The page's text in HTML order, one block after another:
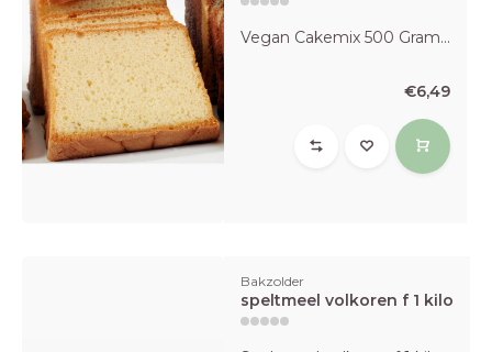
Vegan Cakemix 500 Gram...
€6,49
Bakzolder
speltmeel volkoren f 1 kilo